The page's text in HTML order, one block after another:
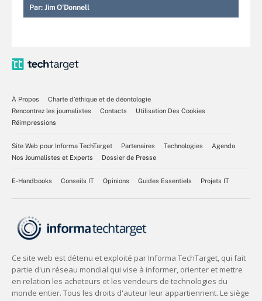
Par: Jim O'Donnell
À Propos
Charte d’éthique et de déontologie
Rencontrez les journalistes
Contacts
Utilisation Des Cookies
Réimpressions
Site Web pour Informa TechTarget Partenaires Technologies
Agenda
Nos Journalistes et Experts
Dossier de Presse
E-Handbooks Conseils IT Opinions Guides Essentiels Projets IT